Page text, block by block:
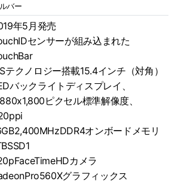
バー
年5月発売
センサーが組み込まれた
テクノロジー搭載15.4インチ（対角）
バックライトディスプレイ、
ピクセル標準解像度、
オンボードメモリ
カメラ
グラフィックス